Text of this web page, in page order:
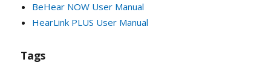
BeHear NOW User Manual
HearLink PLUS User Manual
Tags